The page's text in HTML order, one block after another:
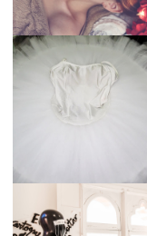
TUTORIAL PARA
HACER UN TUTÚ
DE BALLET DE
MARGA GONZÁLEZ
Y ELIA FERNÁNDEZ